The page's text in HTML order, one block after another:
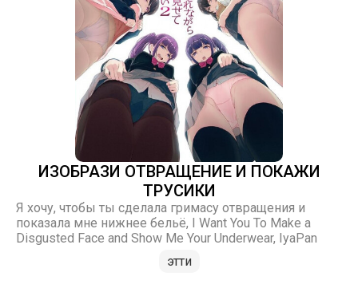
ИЗОБРАЗИ ОТВРАЩЕНИЕ И ПОКАЖИ
ТРУСИКИ
Я хочу, чтобы ты сделала гримасу отвращения и
показала мне нижнее бельё, I Want You To Make a
Disgusted Face and Show Me Your Underwear, IyaPan
этти